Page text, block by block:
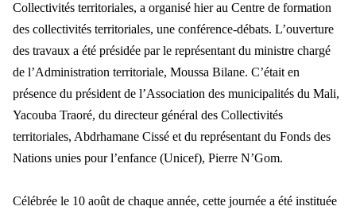
Collectivités territoriales, a organisé hier au Centre de formation
des collectivités territoriales, une conférence-débats. L’ouverture
des travaux a été présidée par le représentantdu ministre chargé
de l’Administration territoriale, Moussa Bilane. C’était en
présence du président de l’Association des municipalités du Mali,
Yacouba Traoré, du directeur général des Collectivités
territoriales, Abdrhamane Cissé et du représentant du Fonds des
Nations unies pour l’enfance (Unicef), Pierre N’Gom.
Célébrée le 10 août de chaque année, cette journée a été instituée